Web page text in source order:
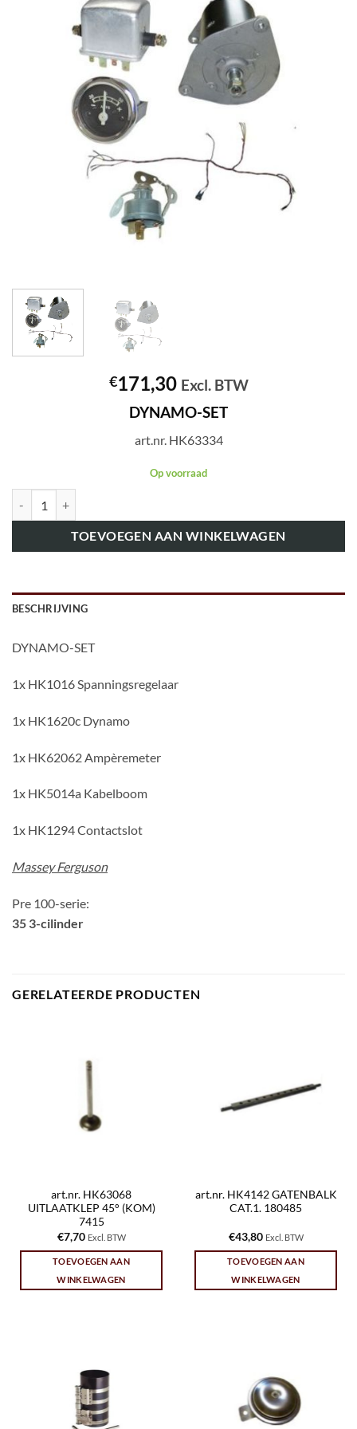
€171,30 Excl. BTW
DYNAMO-SET
art.nr. HK63334
Op voorraad
TOEVOEGEN AAN WINKELWAGEN
BESCHRIJVING
DYNAMO-SET
1x HK1016 Spanningsregelaar
1x HK1620c Dynamo
1x HK62062 Ampèremeter
1x HK5014a Kabelboom
1x HK1294 Contactslot
Massey Ferguson
Pre 100-serie:
35 3-cilinder
GERELATEERDE PRODUCTEN
art.nr. HK63068
UITLAATKLEP 45° (KOM)
7415
€7,70 Excl. BTW
TOEVOEGEN AAN
WINKELWAGEN
art.nr. HK4142 GATENBALK
CAT.1. 180485
€43,80 Excl. BTW
TOEVOEGEN AAN
WINKELWAGEN